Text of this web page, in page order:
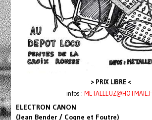
> PRIX LIBRE <
infos :
ELECTRON CANON
(Jean Bender / Cogne et Foutre)